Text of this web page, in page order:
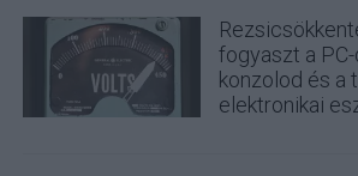
fogyaszt a PC-
konzolod és a
elektronikai